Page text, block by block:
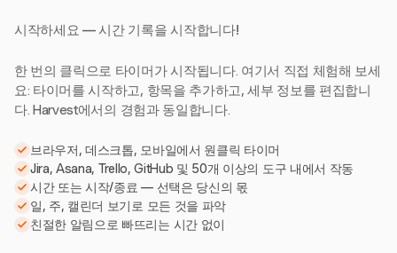
시작하세요 — 시간 기록을 시작합니다!
한 번의 클릭으로 타이머가 시작됩니다. 여기서 직접 체험해 보세
요: 타이머를 시작하고, 항목을 추가하고, 세부 정보를 편집합니
다. Harvest에서의 경험과 동일합니다.
브라우저, 데스크톱, 모바일에서 원클릭 타이머
Jira, Asana, Trello, GitHub 및 50개 이상의 도구 내에서 작동
시간 또는 시작/종료 — 선택은 당신의 몫
일, 주, 캘린더 보기로 모든 것을 파악
친절한 알림으로 빠뜨리는 시간 없이